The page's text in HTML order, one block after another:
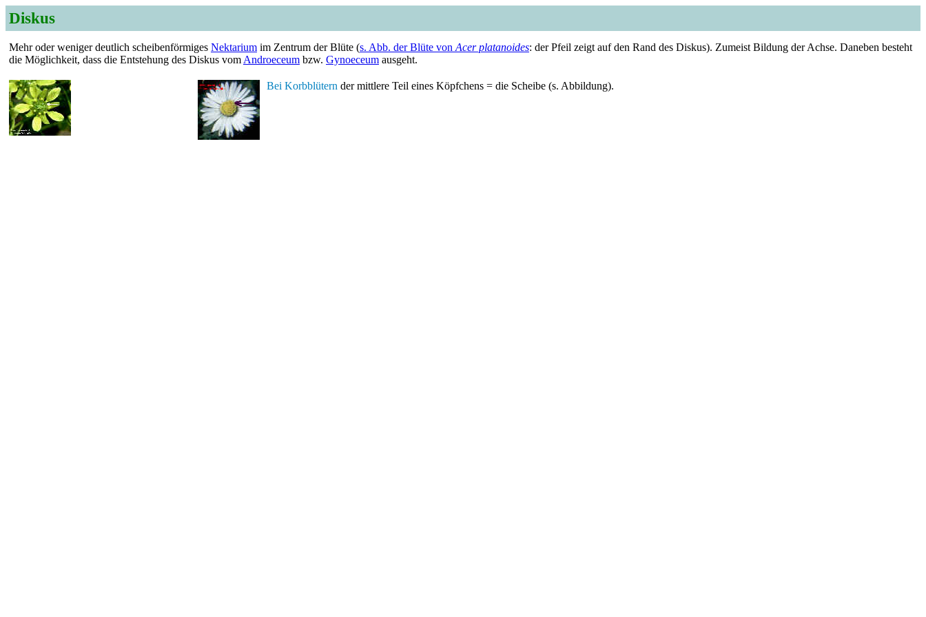
Diskus
Mehr oder weniger deutlich scheibenförmiges Nektarium im Zentrum der Blüte (s. Abb. der Blüte von Acer platanoides: der Pfeil zeigt auf den Rand des Diskus). Zumeist Bildung der Achse. Daneben besteht
die Möglichkeit, dass die Entstehung des Diskus vom Androeceum bzw. Gynoeceum ausgeht.
Bei Korbblütern der mittlere Teil eines Köpfchens = die Scheibe (s. Abbildung).